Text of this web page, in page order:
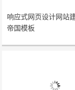
响应式网页设计网站
帝国模板